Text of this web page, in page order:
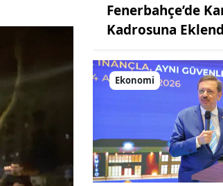
Fenerbahçe’de
Kadrosuna
Ekonomi